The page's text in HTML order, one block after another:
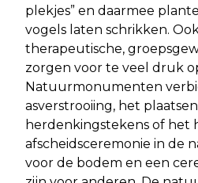
plekjes” en daarmee
vogels laten schrikken.
therapeutische,
zorgen voor te veel druk
Natuurmonumenten
asverstrooiing, het
herdenkingstekens of het
afscheidsceremonie in de
voor de bodem en een